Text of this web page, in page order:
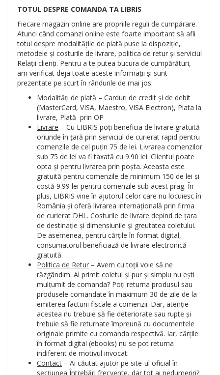
TOTUL DESPRE COMANDA TA LIBRIS
Fiecare magazin online are propriile reguli de cumpărare.
Atunci când comanzi online este foarte important să afli
totul despre modalitățile de plată puse la dispoziție,
metodele și costurile de livrare, politica de retur și serviciul
Relații clienți. Pentru a te putea bucura de cumpărături,
am verificat deja toate aceste informații și sunt
prezentate pe scurt în rândurile de mai jos.
Modalități de plată – Carduri de credit și de debit
(MasterCard, VISA, Maestro, VISA Electron), Plata la
livrare, Plată prin OP
Livrare – Cu LIBRIS poți beneficia de livrare gratuită
oriunde în țară prin serviciul de curierat rapid pentru
comenzile de cel puțin 75 de lei. Livrarea comenzilor
sub 75 de lei va fi taxată cu 9.90 lei. Clientul poate
opta și pentru livrarea prin poșta. Aceasta este
gratuită pentru comenzile de minimum 150 de lei și
costă 9.99 lei pentru comenzile sub acest prag. În
plus, LIBRIS vine în ajutorul celor care nu locuiesc în
România și oferă livrarea internațională prin firma
de curierat DHL. Costurile de livrare depind de țara
de destinație și dimensiunile și greutatea coletului.
De asemenea, pentru cărțile în format digital,
consumatorul beneficiază de livrare electronică
gratuită.
Politica de Retur – Avem cu toții voie să ne
răzgândim. Ai primit coletul și pur și simplu nu ești
mulțumit de comanda? Poți returna produsul sau
produsele comandate în maximum 30 de zile de la
emiterea facturii fiscale a comenzii. Dar, atenție
acestea nu trebuie să fie deteriorate sau rupte și
trebuie să fie returnate împreună cu documentele
originale primite cu comanda respectivă. Iar, cărțile
în format digital (ebooks) nu se pot returna
indiferent de motivul invocat.
Contact – Ai căutat ajutor pe site-ul oficial în
secțiunea Întrebări frecvente, dar tot ai nedumeriri?